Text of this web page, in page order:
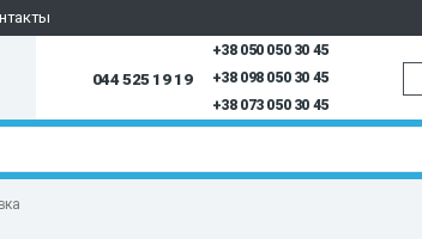
044 525 19 19
+38 050 050 30 45
+38 098 050 30 45
+38 073 050 30 45